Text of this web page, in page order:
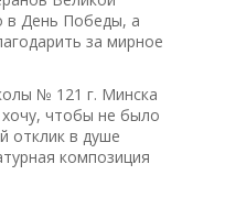
в День Победы, а
за мирное
№ 121 г. Минска
чтобы не было
отклик в душе
композиция